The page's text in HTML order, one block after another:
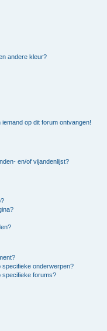
andere kleur?
op dit forum ontvangen!
en/of vijandenlijst?
specifieke onderwerpen?
specifieke forums?